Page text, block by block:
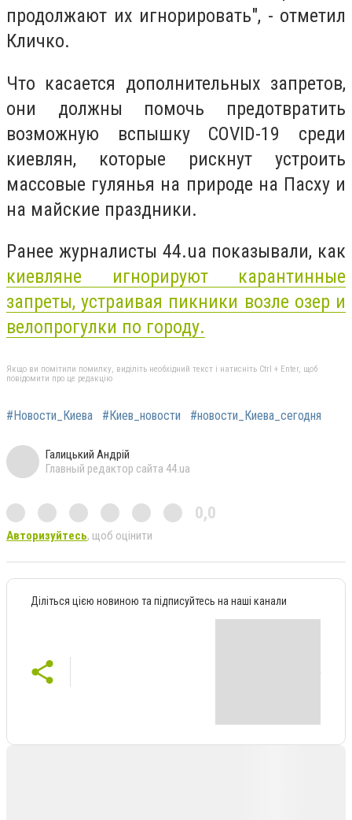
продолжают их игнорировать", - отметил
Кличко.
Что касается дополнительных запретов,
они должны помочь предотвратить
возможную вспышку COVID-19 среди
киевлян, которые рискнут устроить
массовые гулянья на природе на Пасху и
на майские праздники.
Ранее журналисты 44.ua показывали, как
киевляне игнорируют карантинные
запреты, устраивая пикники возле озер и
велопрогулки по городу.
Якщо ви помітили помилку, виділіть необхідний текст і натисніть Ctrl + Enter, щоб
повідомити про це редакцію
#Новости_Киева #Киев_новости #новости_Киева_сегодня
Галицький Андрій
Главный редактор сайта 44.ua
0,0
Авторизуйтесь, щоб оцінити
Діліться цією новиною та підписуйтесь на наші канали